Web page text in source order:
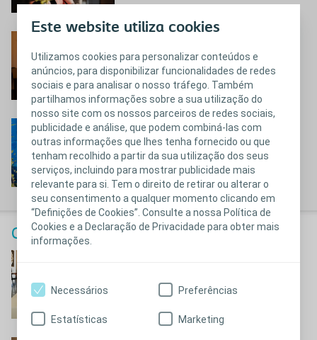
Este website utiliza cookies
Utilizamos cookies para personalizar conteúdos e
anúncios, para disponibilizar funcionalidades de redes
sociais e para analisar o nosso tráfego. Também
partilhamos informações sobre a sua utilização do
nosso site com os nossos parceiros de redes sociais,
publicidade e análise, que podem combiná-las com
outras informações que lhes tenha fornecido ou que
tenham recolhido a partir da sua utilização dos seus
serviços, incluindo para mostrar publicidade mais
relevante para si. Tem o direito de retirar ou alterar o
seu consentimento a qualquer momento clicando em
“Definições de Cookies”. Consulte a nossa Política de
Cookies e a Declaração de Privacidade para obter mais
informações.
Necessários Preferências
Estatísticas Marketing
Conheça a história do Cândido
Paula
Conheça a história da Paula
Calendário Coloplast 2024
Conheça a história do Joaquim